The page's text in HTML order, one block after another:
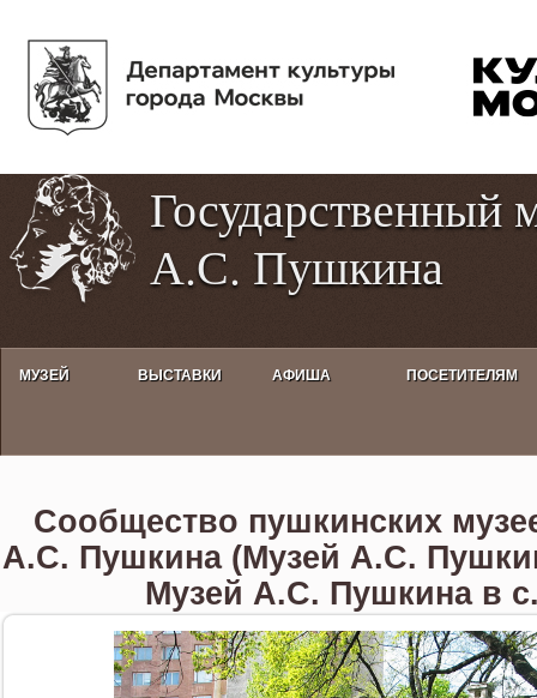
Государственный
А.С. Пушкина
МУЗЕЙ ВЫСТАВКИ АФИША ПОСЕТИТЕЛЯМ
Сообщество пушкинских
А.С. Пушкина (Музей А.С.
Музей А.С. Пушкина в